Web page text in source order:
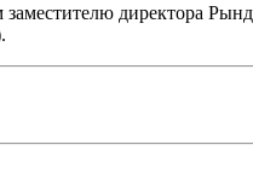
директора